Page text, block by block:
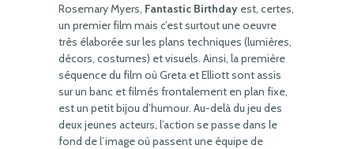
Rosemary Myers, Fantastic Birthday est, certes,
un premier film mais c’est surtout une oeuvre
très élaborée sur les plans techniques (lumières,
décors, costumes) et visuels. Ainsi, la première
séquence du film où Greta et Elliott sont assis
sur un banc et filmés frontalement en plan fixe,
est un petit bijou d’humour. Au-delà du jeu des
deux jeunes acteurs, l’action se passe dans le
fond de l’image où passent une équipe de